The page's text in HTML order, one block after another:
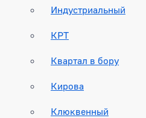
Индустриальный
КРТ
Квартал в бору
Кирова
Клюквенный